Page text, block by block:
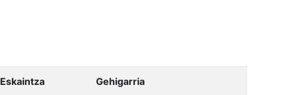
Eskaintza Gehigarria